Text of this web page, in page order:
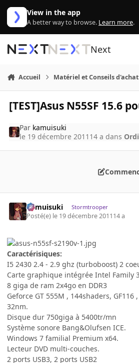
Aller au contenu
View in the app
A better way to browse. Learn more.
Next
Accueil Matériel et Conseils d'achat
[TEST]Asus N55SF 15.6
Par kamuisuki
le 19 décembre 2011 14 a dans
kamuisuki Stormtrooper
Posté(e) le 19 décembre 201114 a
Caractérisiques:
I5 2430 2.4 - 2.9 ghz (turboboost) 2
Carte graphique intégrée Intel Family
8 giga de ram 2x4go en DDR3
Geforce GT 555M , 144shaders, GF116
32nm.
Disque dur 750giga à 5400tr/mn
Système sonore Bang&Olufsen ICE.
Windows 7 familial Premium x64.
Lecteur DVD multi-couches.
2 ports USB3, 2 ports USB2